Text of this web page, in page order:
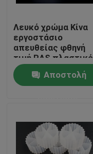
Σπίτι
Περίπου εμείς
Λευκό χρώμα Κίνα
εργοστάσιο
απευθείας φθηνή
τιμή RAS πλαστικό
φίλτρο μέσο K5
Αποστολή